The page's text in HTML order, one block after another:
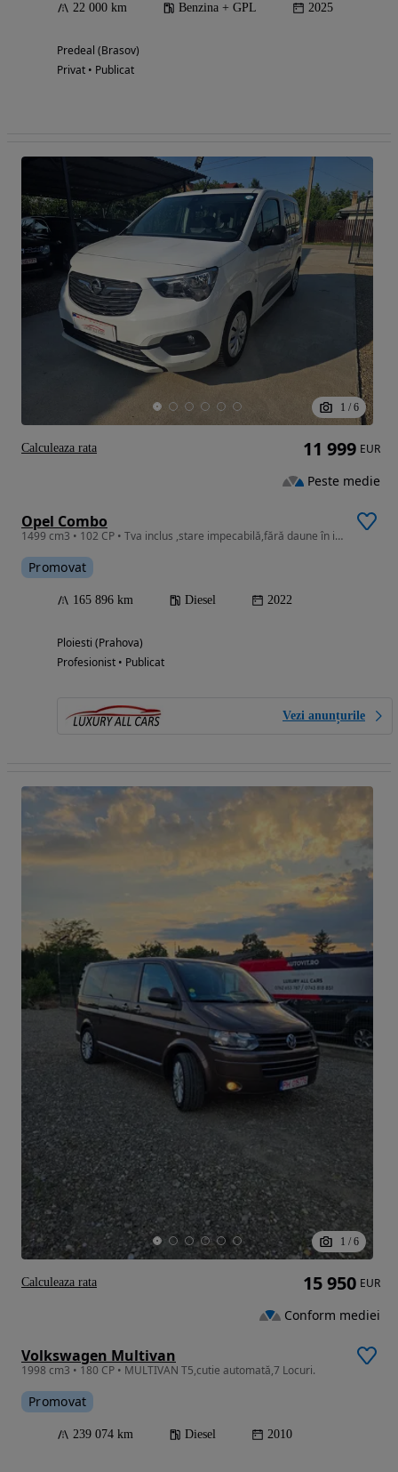
22 000 km Benzina + GPL 2025
Predeal (Brasov)
Privat • Publicat
1 / 6
Opel Combo
1499 cm3 • 102 CP • Tva inclus ,stare impecabilă,fără daune în istoric
Promovat
165 896 km Diesel 2022
Ploiesti (Prahova)
Profesionist • Publicat
Vezi anunțurile
11 999 EUR
Peste medie
Calculeaza rata
1 / 6
Volkswagen Multivan
1998 cm3 • 180 CP • MULTIVAN T5,cutie automată,7 Locuri.
Promovat
239 074 km Diesel 2010
15 950 EUR
Conform mediei
Calculeaza rata